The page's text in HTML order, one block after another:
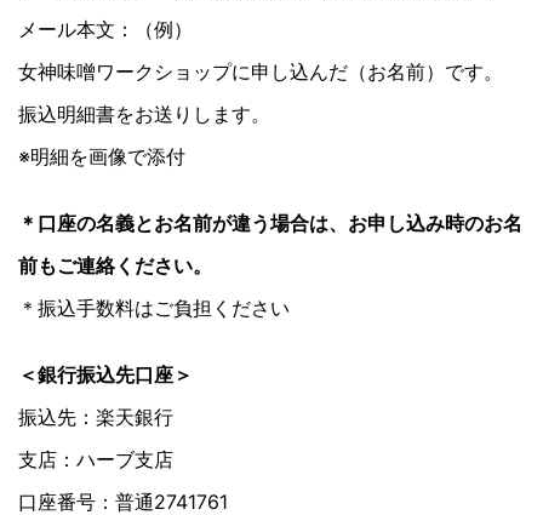
メール本文：（例）
女神味噌ワークショップに申し込んだ（お名前）です。
振込明細書をお送りします。
※明細を画像で添付
＊口座の名義とお名前が違う場合は、お申し込み時のお名
前もご連絡ください。
＊振込手数料はご負担ください
＜銀行振込先口座＞
振込先：楽天銀行
支店：ハーブ支店
口座番号：普通2741761